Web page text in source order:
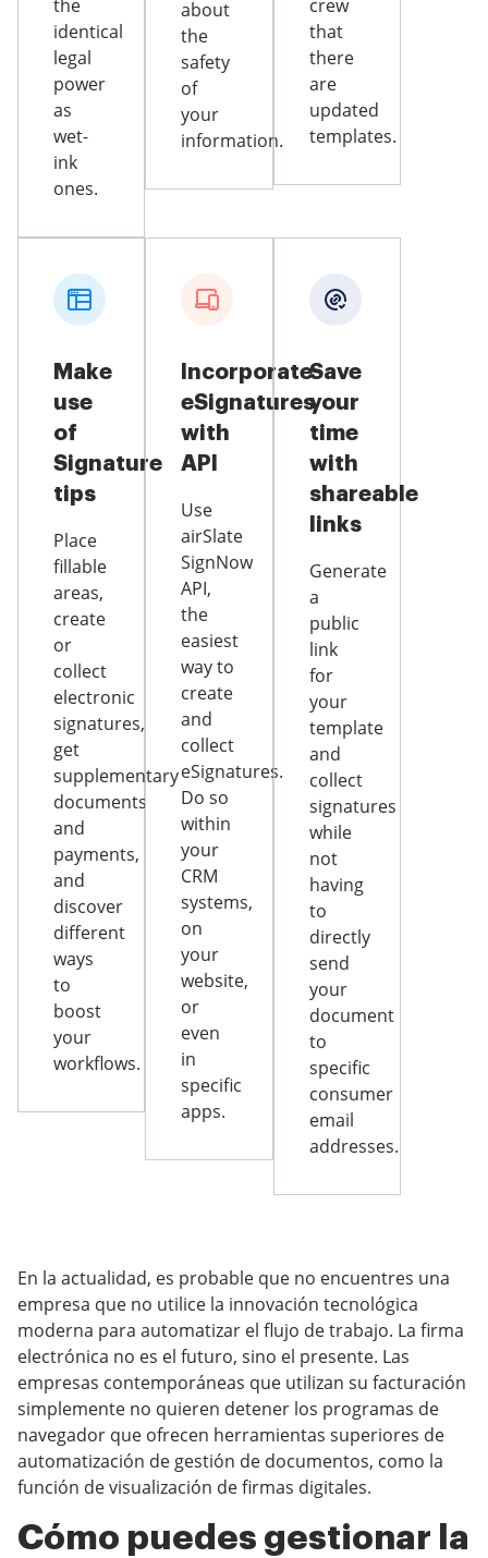
the
identical
legal
power
as
wet-
ink
ones.
about
the
safety
of
your
information.
crew
that
there
are
updated
templates.
Make
use
of
Signature
tips
Place
fillable
areas,
create
or
collect
electronic
signatures,
get
supplementary
documents
and
payments,
and
discover
different
ways
to
boost
your
workflows.
Incorporate
eSignatures
with
API
Use
airSlate
SignNow
API,
the
easiest
way to
create
and
collect
eSignatures.
Do so
within
your
CRM
systems,
on
your
website,
or
even
in
specific
apps.
Save
your
time
with
shareable
links
Generate
a
public
link
for
your
template
and
collect
signatures
while
not
having
to
directly
send
your
document
to
specific
consumer
email
addresses.
En la actualidad, es probable que no encuentres una
empresa que no utilice la innovación tecnológica
moderna para automatizar el flujo de trabajo. La firma
electrónica no es el futuro, sino el presente. Las
empresas contemporáneas que utilizan su facturación
simplemente no quieren detener los programas de
navegador que ofrecen herramientas superiores de
automatización de gestión de documentos, como la
función de visualización de firmas digitales.
Cómo puedes gestionar la